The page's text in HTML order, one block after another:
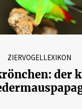
ZIERVOGELLEXIKON
der